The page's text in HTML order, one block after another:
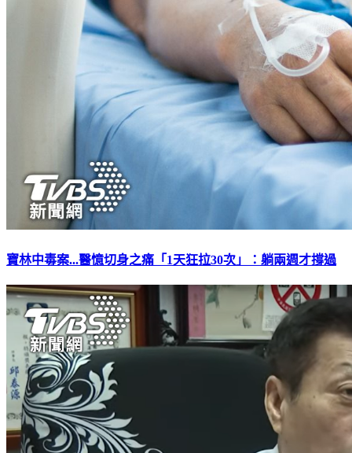
寶林中毒案...醫憶切身之痛「1天狂拉30次」：躺兩週才撐過